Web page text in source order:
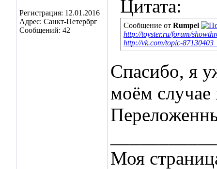
Регистрация: 12.01.2016
Адрес: Санкт-Петербрг
Сообщений: 42
Цитата:
Сообщение от Rumpel
http://toyster.ru/forum/
http://vk.com/topic-
Спасибо, я
моём
Моя